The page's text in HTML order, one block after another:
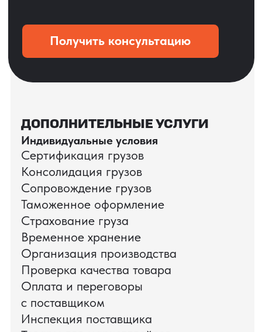
Даю согласие на обработкуперсональных данных
и соглашаюсь с
КЕЙС ПАО «РОСТЕЛЕКОМ»
ПАО «Ростелеком» доверяет нам полный
цикл международных поставок — от
поиска и проверки поставщиков до
доставки оборудования.
Мы обеспечили полный цикл работ:
проверку продукции, логистику,
таможенное оформление и контроль
сроков. В результате все товары были
доставлены точно в срок и без
дополнительных рисков.
PRO TORG — проверенный партнёр по
международной логистике для ведущих
федеральных компаний.